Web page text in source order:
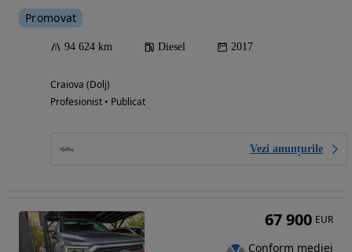
Promovat
94 624 km Diesel 2017
Craiova (Dolj)
Profesionist • Publicat
Vezi anunțurile
67 900 EUR
Conform mediei